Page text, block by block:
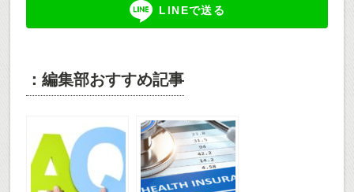
LINEで送る
：編集部おすすめ記事